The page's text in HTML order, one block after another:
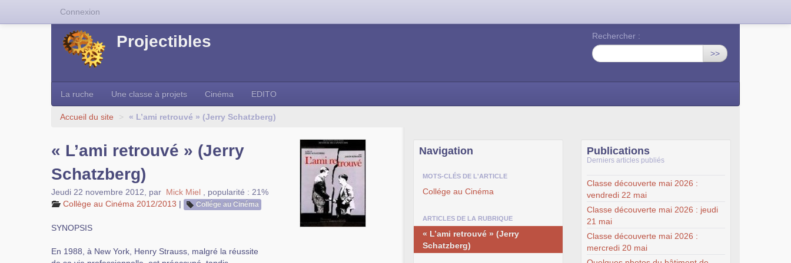
Projectibles
Rechercher :
>>
La ruche Une classe à projets Cinéma EDITO
Accueil du site > « L’ami retrouvé » (Jerry Schatzberg)
« L’ami retrouvé » (Jerry
Schatzberg)
Jeudi 22 novembre 2012 par Mick Miel
popularité : 21%
Collège au Cinéma 2012/2013 | Collége au Cinéma
SYNOPSIS
En 1988, à New York, Henry Strauss, malgré la réussite
Navigation
MOTS-CLÉS DE L'ARTICLE
Collége au Cinéma
ARTICLES DE LA RUBRIQUE
« L’ami retrouvé » (Jerry
Schatzberg)
Publications
Derniers articles publiés
Classe découverte mai 2026 :
vendredi 22 mai
Classe découverte mai 2026 : jeudi
21 mai
Classe découverte mai 2026 :
mercredi 20 mai
Connexion